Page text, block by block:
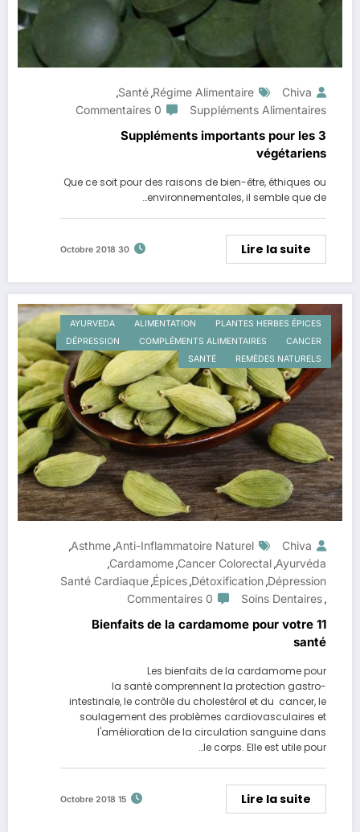
Chiva
Régime Alimentaire
,
Santé
,
Suppléments Alimentaires
0 Commentaires
3 Suppléments importants pour les
végétariens
Que ce soit pour des raisons de bien-être, éthiques ou
environnementales, il semble que de…
Lire la suite
30 Octobre 2018
PLANTES HERBES ÉPICES
ALIMENTATION
AYURVEDA
CANCER
COMPLÉMENTS ALIMENTAIRES
DÉPRESSION
REMÈDES NATURELS
SANTÉ
Chiva
Anti-Inflammatoire Naturel
,
Asthme
,
Ayurvéda
,
Cancer Colorectal
,
Cardamome
,
Dépression
,
Détoxification
,
Épices
,
Santé Cardiaque
,
Soins Dentaires
0 Commentaires
11 Bienfaits de la cardamome pour votre
santé
Les bienfaits de la cardamome pour
la santé comprennent la protection gastro-
intestinale, le contrôle du cholestérol et du cancer, le
soulagement des problèmes cardiovasculaires et
l'amélioration de la circulation sanguine dans
le corps. Elle est utile pour…
Lire la suite
15 Octobre 2018